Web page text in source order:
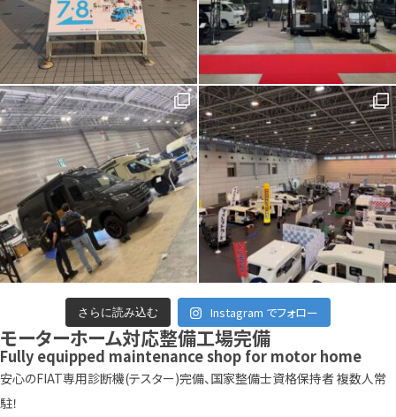
さらに読み込む Instagram でフォロー
モーターホーム対応整備工場完備
Fully equipped maintenance shop for motor home
安心のFIAT専用診断機(テスター)完備、国家整備士資格保持者 複数人常
駐！